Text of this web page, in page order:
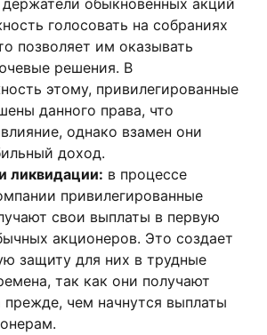
держатели обыкновенных акций
голосовать на собраниях
позволяет им оказывать
решения. В
этому, привилегированные
данного права, что
однако взамен они
доход.
ликвидации: в процессе
привилегированные
свои выплаты в первую
акционеров. Это создает
защиту для них в трудные
так как они получают
прежде, чем начнутся выплаты